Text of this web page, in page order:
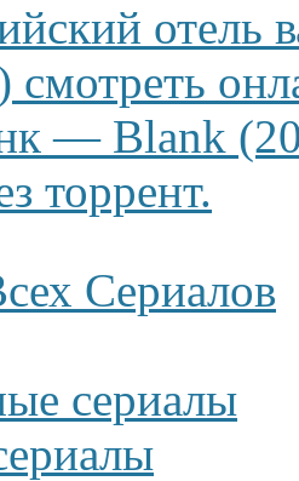
— Blank
торрент.
Сериалов
сериалы